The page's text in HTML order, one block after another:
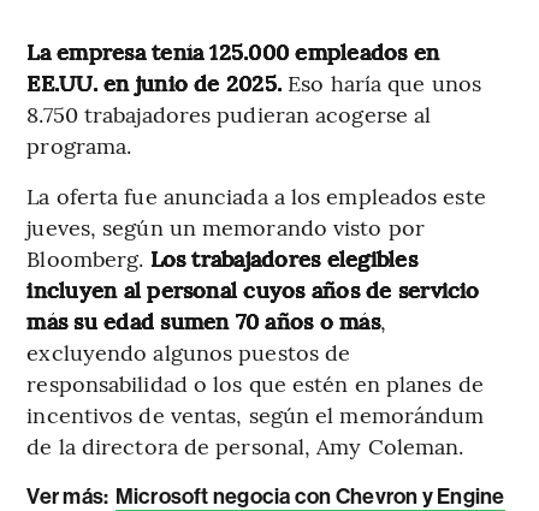
La empresa tenía 125.000 empleados en
EE.UU. en junio de 2025. Eso haría que unos
8.750 trabajadores pudieran acogerse al
programa.
La oferta fue anunciada a los empleados este
jueves, según un memorando visto por
Bloomberg. Los trabajadores elegibles
incluyen al personal cuyos años de servicio
más su edad sumen 70 años o más,
excluyendo algunos puestos de
responsabilidad o los que estén en planes de
incentivos de ventas, según el memorándum
de la directora de personal, Amy Coleman.
Ver más: Microsoft negocia con Chevron y Engine